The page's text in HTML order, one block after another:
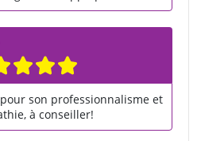
son professionnalisme et
à conseiller!